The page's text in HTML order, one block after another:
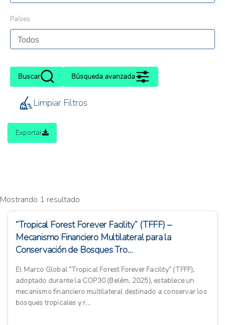
Países
Buscar Búsqueda avanzada
Limpiar Filtros
Exportar
Mostrando 1 resultado
“Tropical Forest Forever Facility” (TFFF) –
Mecanismo Financiero Multilateral para la
Conservación de Bosques Tro...
El Marco Global “Tropical Forest Forever Facility” (TFFF),
adoptado durante la COP30 (Belém, 2025), establece un
mecanismo financiero multilateral destinado a conservar los
bosques tropicales y r...